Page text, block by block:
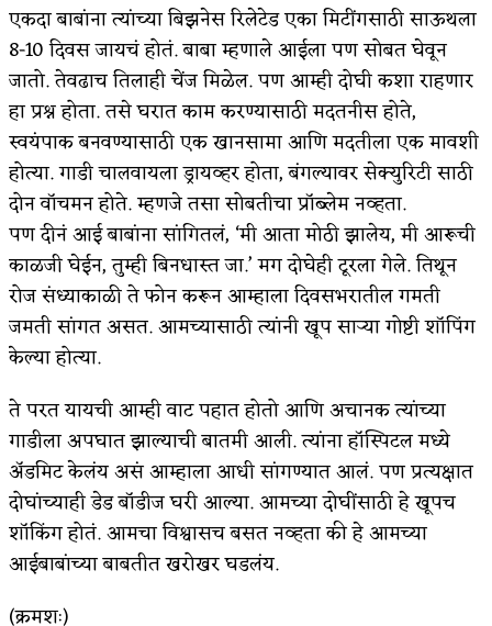
एकदा बाबांना त्यांच्या बिझनेस रिलेटेड एका मिटींगसाठी साऊथला
8-10 दिवस जायचं होतं. बाबा म्हणाले आईला पण सोबत घेवून
जातो. तेवढाच तिलाही चेंज मिळेल. पण आम्ही दोघी कशा राहणार
हा प्रश्न होता. तसे घरात काम करण्यासाठी मदतनीस होते,
स्वयंपाक बनवण्यासाठी एक खानसामा आणि मदतीला एक मावशी
होत्या. गाडी चालवायला ड्रायव्हर होता, बंगल्यावर सेक्युरिटी साठी
दोन वॉचमन होते. म्हणजे तसा सोबतीचा प्रॉब्लेम नव्हता.
पण दीनं आई बाबांना सांगितलं, ‘मी आता मोठी झालेय, मी आरूची
काळजी घेईन, तुम्ही बिनधास्त जा.’ मग दोघेही टूरला गेले. तिथून
रोज संध्याकाळी ते फोन करून आम्हाला दिवसभरातील गमती
जमती सांगत असत. आमच्यासाठी त्यांनी खूप साऱ्या गोष्टी शॉपिंग
केल्या होत्या.
ते परत यायची आम्ही वाट पहात होतो आणि अचानक त्यांच्या
गाडीला अपघात झाल्याची बातमी आली. त्यांना हॉस्पिटल मध्ये
अॅडमिट केलंय असं आम्हाला आधी सांगण्यात आलं. पण प्रत्यक्षात
दोघांच्याही डेड बॉडीज घरी आल्या. आमच्या दोघींसाठी हे खूपच
शॉकिंग होतं. आमचा विश्वासच बसत नव्हता की हे आमच्या
आईबाबांच्या बाबतीत खरोखर घडलंय.
(क्रमशः)